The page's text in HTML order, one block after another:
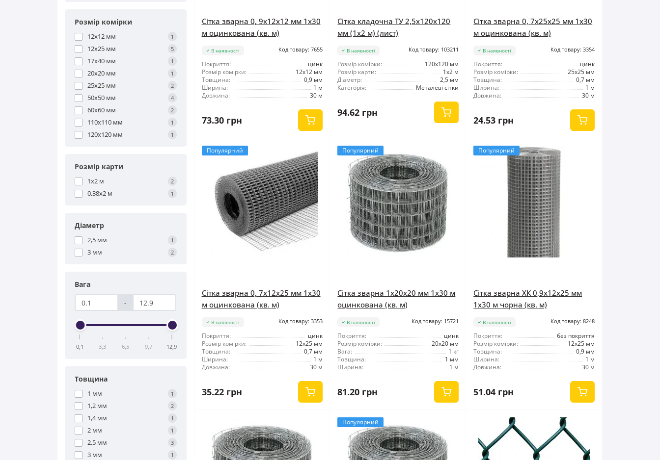
Розмір комірки
12x12 мм 1
12x25 мм 5
17x40 мм 1
20x20 мм 1
25x25 мм 2
50x50 мм 4
60x60 мм 2
110x110 мм 1
120x120 мм 1
Розмір карти
1x2 м 2
0,38x2 м 1
Діаметр
2,5 мм 1
3 мм 2
Вага
-
0,1 3,3 6,5 9,7 12,9
Товщина
1 мм 1
1,2 мм 2
1,4 мм 1
2 мм 1
2,5 мм 3
3 мм 1
Сітка зварна 0, 9x12x12 мм 1x30
м оцинкована (кв. м)
В наявності Код товару: 7655
Покриття:
цинк
Розмір комірки:
12x12 мм
Товщина:
0,9 мм
Ширина:
1 м
Довжина:
30 м
73.30 грн
Сітка кладочна ТУ 2,5x120x120
мм (1x2 м) (лист)
В наявності Код товару: 103211
Розмір комірки:
120x120 мм
Розмір карти:
1x2 м
Діаметр:
2,5 мм
Категорія:
Металеві сітки
94.62 грн
Сітка зварна 0, 7x25x25 мм 1x30
м оцинкована (кв. м)
В наявності Код товару: 3354
Покриття:
цинк
Розмір комірки:
25x25 мм
Товщина:
0,7 мм
Ширина:
1 м
Довжина:
30 м
24.53 грн
Популярний
Сітка зварна 0, 7x12x25 мм 1x30
м оцинкована (кв. м)
В наявності Код товару: 3353
Покриття:
цинк
Розмір комірки:
12x25 мм
Товщина:
0,7 мм
Ширина:
1 м
Довжина:
30 м
35.22 грн
Популярний
Сітка зварна 1x20x20 мм 1x30 м
оцинкована (кв. м)
В наявності Код товару: 15721
Покриття:
цинк
Розмір комірки:
20x20 мм
Вага:
1 кг
Товщина:
1 мм
Ширина:
1 м
81.20 грн
Популярний
Сітка зварна ХК 0,9x12x25 мм
1x30 м чорна (кв. м)
В наявності Код товару: 8248
Покриття:
без покриття
Розмір комірки:
12x25 мм
Товщина:
0,9 мм
Ширина:
1 м
Довжина:
30 м
51.04 грн
Популярний